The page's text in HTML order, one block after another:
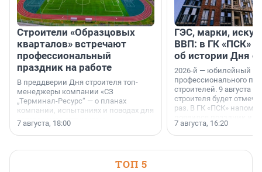
Строители «Образцовых
кварталов» встречают
профессиональный
праздник на работе
В преддверии Дня строителя топ-
менеджеры компании «СЗ
„Терминал-Ресурс“ — о планах
компании, испытаниях и поводах для
осторожного оптимизма.
7 августа, 18:00
ГЭС, марки,
ВВП: в ГК «ПСК»
об истории Дня
2026-й — юбилейный
профессионального
строителей. 9 августа
строителя будет
раз. В ГК «ПСК»
поменялась роль
7 августа, 16:20
ТОП 5